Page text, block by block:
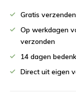
Gratis
Op werkdagen
verzonden
14 dagen
Direct uit eigen